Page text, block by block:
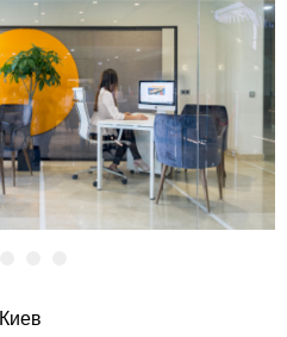
Киев